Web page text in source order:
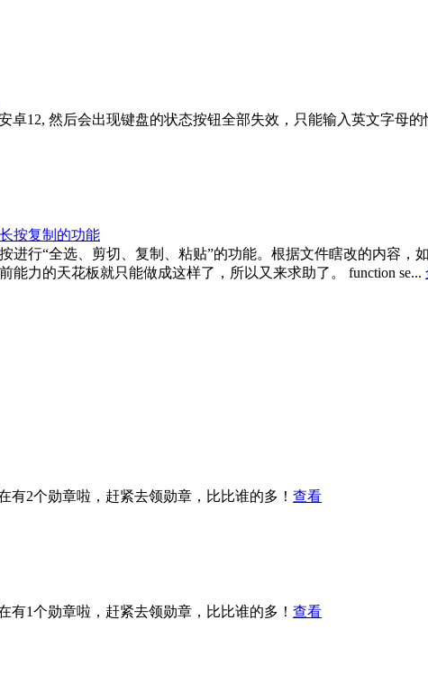
卓12, 然后会出现键盘的状态按钮全部失效，只能输入英文字母
按复制的功能
进行“全选、剪切、复制、粘贴”的功能。根据文件瞎改的内容
能力的天花板就只能做成这样了，所以又来求助了。 function se...
有2个勋章啦，赶紧去领勋章，比比谁的多！ 查看
有1个勋章啦，赶紧去领勋章，比比谁的多！ 查看